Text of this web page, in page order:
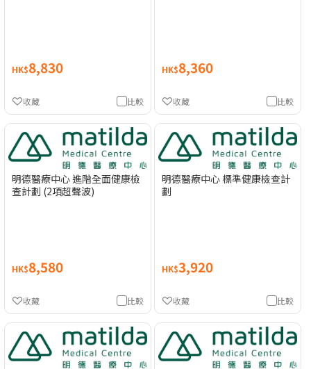
HK$8,830
比較
收藏
HK$8,360
比較
收藏
明德醫療中心 進階全面健康檢
查計劃 (2項超聲波)
HK$8,580
比較
收藏
明德醫療中心 標準健康檢查計
劃
HK$3,920
比較
收藏